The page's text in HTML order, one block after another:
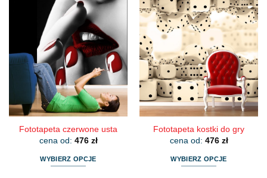
ma
wiele
wariantów.
Opcje
można
wybrać
na
stronie
produktu
ma
wiele
wariantów.
Opcje
można
wybrać
na
stronie
produktu
Fototapeta czerwone usta
cena od: 476 zł
WYBIERZ OPCJE
Fototapeta kostki do gry
cena od: 476 zł
WYBIERZ OPCJE